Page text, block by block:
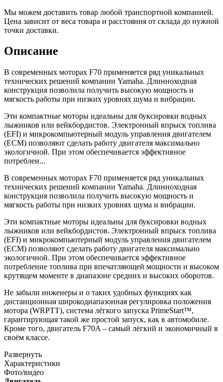
Мы можем доставить товар любой транспортной компанией.
Цена зависит от веса товара и расстояния от склада до нужной
точки доставки.
Описание
В современных моторах F70 применяется ряд уникальных
технических решений компании Yamaha. Длинноходная
конструкция позволила получить высокую мощность и
мягкость работы при низких уровнях шума и вибрации.
Эти компактные моторы идеальны для буксировки водных
лыжников или вейкбордистов. Электронный впрыск топлива
(EFI) и микрокомпьютерный модуль управления двигателем
(ECM) позволяют сделать работу двигателя максимально
экологичной. При этом обеспечивается эффективное
потреблен...
В современных моторах F70 применяется ряд уникальных
технических решений компании Yamaha. Длинноходная
конструкция позволила получить высокую мощность и
мягкость работы при низких уровнях шума и вибрации.
Эти компактные моторы идеальны для буксировки водных
лыжников или вейкбордистов. Электронный впрыск топлива
(EFI) и микрокомпьютерный модуль управления двигателем
(ECM) позволяют сделать работу двигателя максимально
экологичной. При этом обеспечивается эффективное
потребление топлива при впечатляющей мощности и высоком
крутящем моменте в диапазоне средних и высоких оборотов.
Не забыли инженеры и о таких удобных функциях как
дистанционная широкодиапазонная регулировка положения
мотора (WRPTT), система лёгкого запуска PrimeStart™,
гарантирующая такой же простой запуск, как в автомобиле.
Кроме того, двигатель F70A – самый лёгкий и экономичный в
своём классе.
Развернуть
Характеристики
Фото/видео